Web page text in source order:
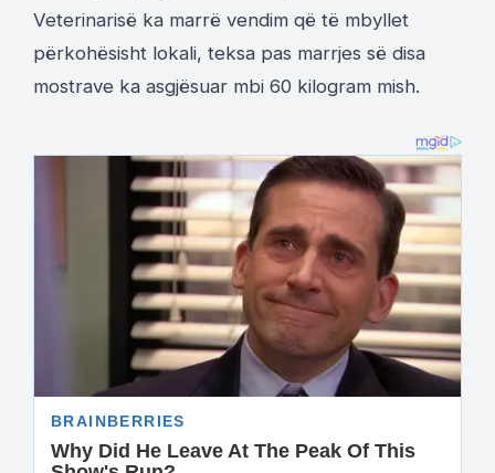
Veterinarisë ka marrë vendim që të mbyllet
përkohësisht lokali, teksa pas marrjes së disa
mostrave ka asgjësuar mbi 60 kilogram mish.